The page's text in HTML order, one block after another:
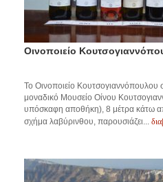
Οινοποιείο
Το Οινοποιείο Κουτσογιαννόπουλου
μοναδικό Μουσείο Οίνου
υπόσκαφη αποθήκη), 8 μέτρα κάτω
σχήμα λαβύρινθου, παρουσιάζει...